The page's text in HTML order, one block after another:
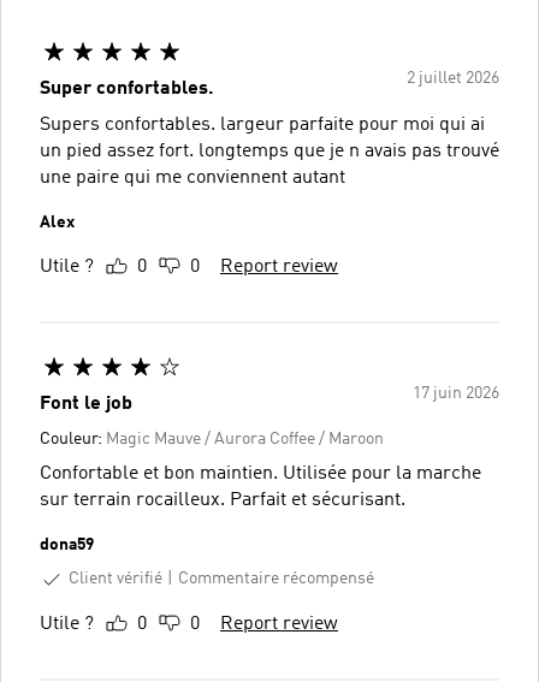
2 juillet 2026
Super confortables.
Supers confortables. largeur parfaite pour moi qui ai
un pied assez fort. longtemps que je n avais pas trouvé
une paire qui me conviennent autant
Alex
Utile ? 0 0 Report review
17 juin 2026
Font le job
Couleur: Magic Mauve / Aurora Coffee / Maroon
Confortable et bon maintien. Utilisée pour la marche
sur terrain rocailleux. Parfait et sécurisant.
dona59
Client vérifié
Commentaire récompensé
Utile ? 0 0 Report review